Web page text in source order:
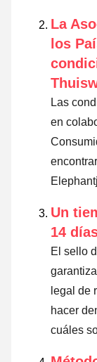
La
los
Las
en
Un
14
El sello
legal de
hacer
cuáles